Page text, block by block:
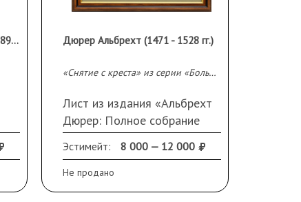
Зозуля Григорий Степанович (1893-1973 гг) Дюрер Альбрехт (1471 - 1528 гг.)
«Снятие с креста» из серии «Большие Страсти»
Лист из издания «Альбрехт
Дюрер: Полное собрание
гравюр на дереве». Германия,
1938 г. Издатель: Deutsche
Buch-Gemeinschaft. 39 Х 28
см. (в свету). Оформлена в
Эстимейт: 8 000 — 12 000
Не продано